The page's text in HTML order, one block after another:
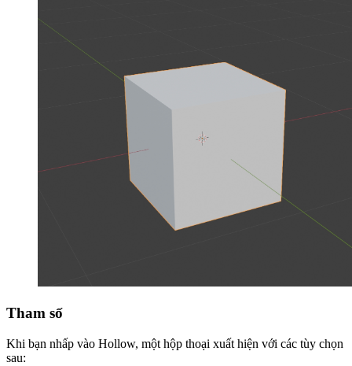
Tham số
Khi bạn nhấp vào Hollow, một hộp thoại xuất hiện với các tùy chọn
sau: